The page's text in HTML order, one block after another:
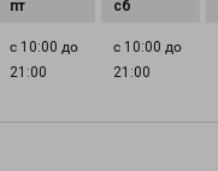
с 10:00 до
21:00
с 10:00 до
21:00